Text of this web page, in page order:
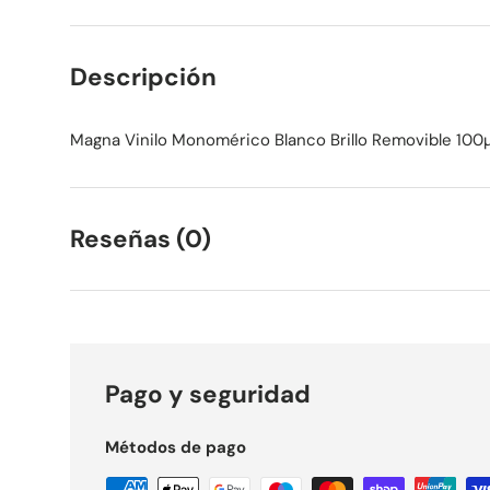
Descripción
Magna Vinilo Monomérico Blanco Brillo Removible
Reseñas (0)
Pago y seguridad
Métodos de pago